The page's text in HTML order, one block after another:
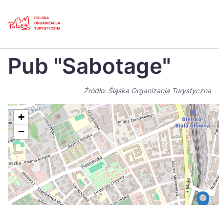
Polski
Español
Italiano
Nederlands 日本
Português
Suomi
Pub "Sabotage"
Źródło: Śląska Organizacja Turystyczna
+
−